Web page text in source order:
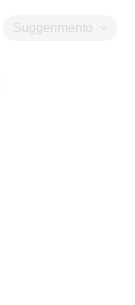
Suggerimento